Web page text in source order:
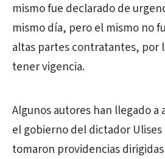
mismo fue declarado de
mismo día, pero el mismo no
altas partes contratantes, por
tener vigencia.
Algunos autores han llegado
el gobierno del dictador
tomaron providencias